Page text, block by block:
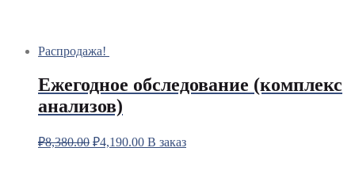
Распродажа!
Ежегодное обследование (комплекс
анализов)
₽8,380.00 ₽4,190.00 В заказ